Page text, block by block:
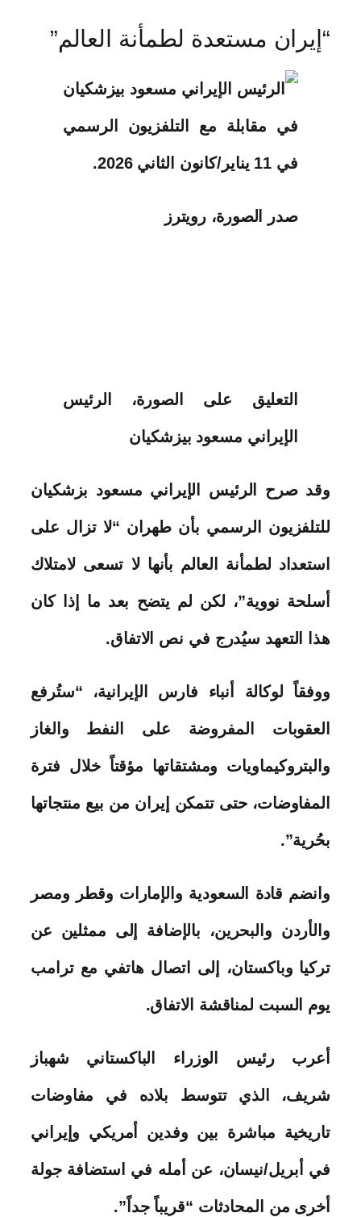
“إيران مستعدة لطمأنة العالم”
صدر الصورة، رويترز
التعليق على الصورة، الرئيس
الإيراني مسعود بيزشكيان
وقد صرح الرئيس الإيراني مسعود بزشكيان
للتلفزيون الرسمي بأن طهران “لا تزال على
استعداد لطمأنة العالم بأنها لا تسعى لامتلاك
أسلحة نووية”، لكن لم يتضح بعد ما إذا كان
هذا التعهد سيُدرج في نص الاتفاق.
ووفقاً لوكالة أنباء فارس الإيرانية، “ستُرفع
العقوبات المفروضة على النفط والغاز
والبتروكيماويات ومشتقاتها مؤقتاً خلال فترة
المفاوضات، حتى تتمكن إيران من بيع منتجاتها
بحُرية”.
وانضم قادة السعودية والإمارات وقطر ومصر
والأردن والبحرين، بالإضافة إلى ممثلين عن
تركيا وباكستان، إلى اتصال هاتفي مع ترامب
يوم السبت لمناقشة الاتفاق.
أعرب رئيس الوزراء الباكستاني شهباز
شريف، الذي تتوسط بلاده في مفاوضات
تاريخية مباشرة بين وفدين أمريكي وإيراني
في أبريل/نيسان، عن أمله في استضافة جولة
أخرى من المحادثات “قريباً جداً”.